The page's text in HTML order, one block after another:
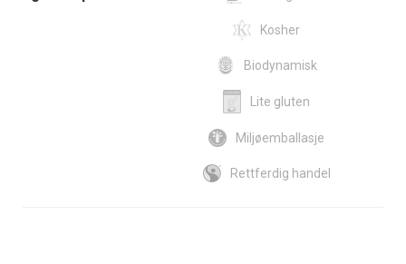
Kosher
Biodynamisk
Lite gluten
Miljøemballasje
Rettferdig handel